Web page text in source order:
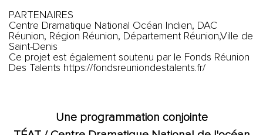
Une programmation conjointe
PARTENAIRES
Centre Dramatique National Océan Indien, DAC
Réunion, Région Réunion, Département Réunion,Ville de
Saint-Denis
Ce projet est également soutenu par le Fonds Réunion
Des Talents https://fondsreuniondestalents.fr/